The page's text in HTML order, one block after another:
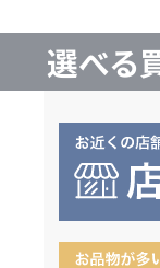
選べる